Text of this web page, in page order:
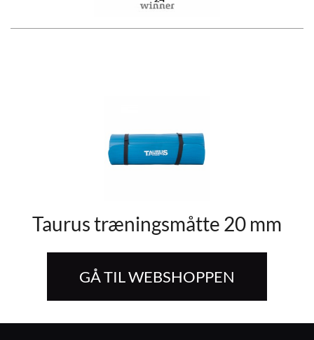
Taurus træningsmåtte 20 mm
GÅ TIL WEBSHOPPEN